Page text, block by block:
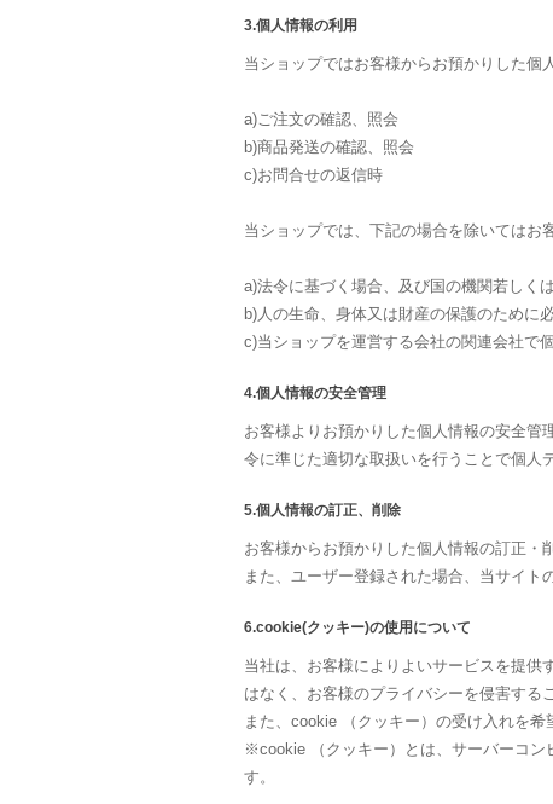
3.個人情報の利用
当ショップではお客様からお預かりした個
a)ご注文の確認、照会
b)商品発送の確認、照会
c)お問合せの返信時
当ショップでは、下記の場合を除いてはお
a)法令に基づく場合、及び国の機関若しく
b)人の生命、身体又は財産の保護のために
c)当ショップを運営する会社の関連会社で
4.個人情報の安全管理
お客様よりお預かりした個人情報の安全管
令に準じた適切な取扱いを行うことで個人
5.個人情報の訂正、削除
お客様からお預かりした個人情報の訂正・
また、ユーザー登録された場合、当サイト
6.cookie(クッキー)の使用について
当社は、お客様によりよいサービスを提
はなく、お客様のプライバシーを侵害する
また、cookie （クッキー）の受け入れを
※cookie （クッキー）とは、サーバーコン
す。